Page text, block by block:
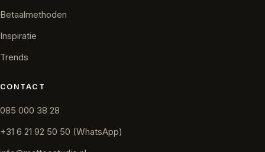
Betaalmethoden
Inspiratie
Trends
CONTACT
085 000 38 28
+31 6 21 92 50 50 (WhatsApp)